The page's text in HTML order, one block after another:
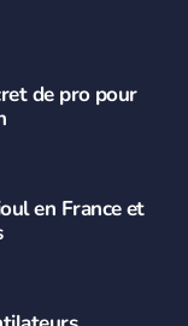
de pro pour
en France et